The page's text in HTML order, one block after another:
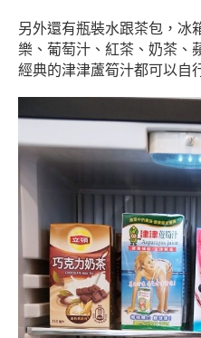
另外還有瓶裝水跟茶包，冰
樂、葡萄汁、紅茶、奶茶、
經典的津津蘆筍汁都可以自